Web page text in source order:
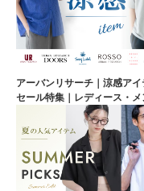
アーバンリサーチ｜涼感アイ
セール特集｜レディース・メ